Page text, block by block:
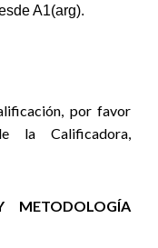
A1(arg).
por favor
la Calificadora,
METODOLOGÍA